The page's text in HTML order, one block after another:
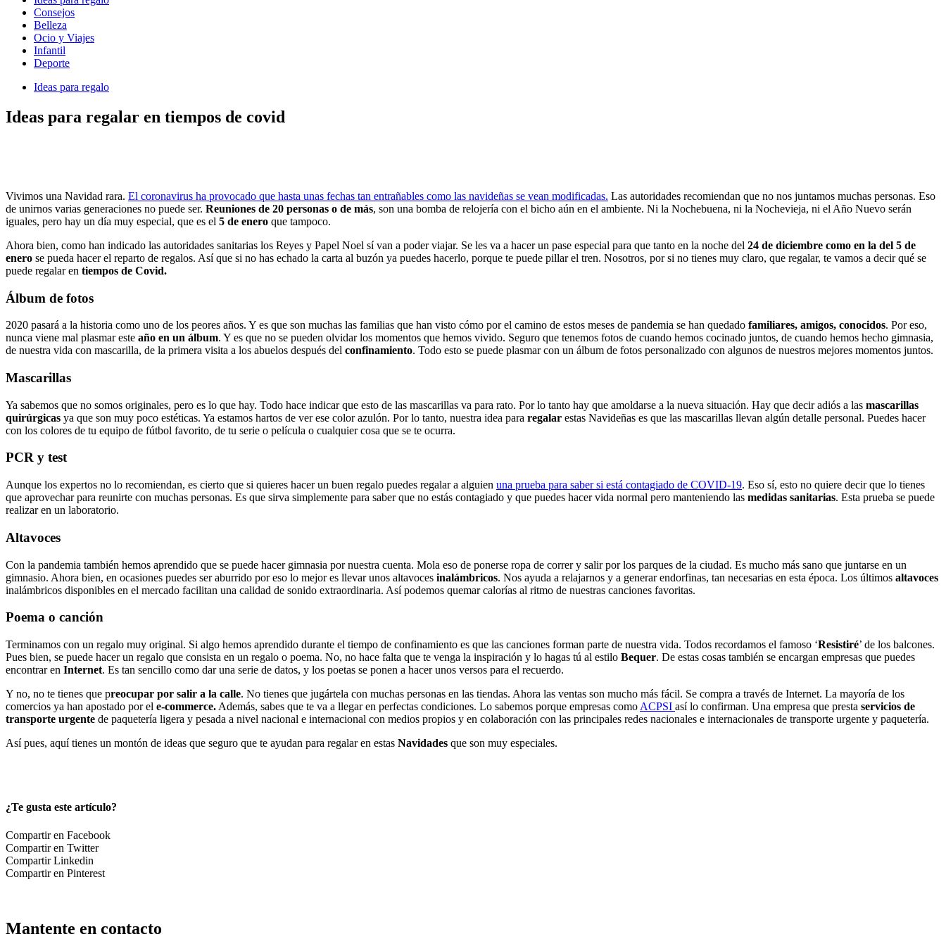
Consejos
Belleza
Ocio y Viajes
Infantil
Deporte
Ideas para regalo
Ideas para regalar en tiempos de covid
Vivimos una Navidad rara. El coronavirus ha provocado que hasta unas fechas tan entrañables como las navideñas se vean modificadas. Las autoridades recomiendan que no nos juntamos muchas personas. Eso
de unirnos varias generaciones no puede ser. Reuniones de 20 personas o de más, son una bomba de relojería con el bicho aún en el ambiente. Ni la Nochebuena, ni la Nochevieja, ni el Año Nuevo serán
iguales, pero hay un día muy especial, que es el 5 de enero que tampoco.
Ahora bien, como han indicado las autoridades sanitarias los Reyes y Papel Noel sí van a poder viajar. Se les va a hacer un pase especial para que tanto en la noche del 24 de diciembre como en la del 5 de
enero se pueda hacer el reparto de regalos. Así que si no has echado la carta al buzón ya puedes hacerlo, porque te puede pillar el tren. Nosotros, por si no tienes muy claro, que regalar, te vamos a decir qué se
puede regalar en tiempos de Covid.
Álbum de fotos
2020 pasará a la historia como uno de los peores años. Y es que son muchas las familias que han visto cómo por el camino de estos meses de pandemia se han quedado familiares, amigos, conocidos. Por eso,
nunca viene mal plasmar este año en un álbum. Y es que no se pueden olvidar los momentos que hemos vivido. Seguro que tenemos fotos de cuando hemos cocinado juntos, de cuando hemos hecho gimnasia,
de nuestra vida con mascarilla, de la primera visita a los abuelos después del confinamiento. Todo esto se puede plasmar con un álbum de fotos personalizado con algunos de nuestros mejores momentos juntos.
Mascarillas
Ya sabemos que no somos originales, pero es lo que hay. Todo hace indicar que esto de las mascarillas va para rato. Por lo tanto hay que amoldarse a la nueva situación. Hay que decir adiós a las mascarillas
quirúrgicas ya que son muy poco estéticas. Ya estamos hartos de ver ese color azulón. Por lo tanto, nuestra idea para regalar estas Navideñas es que las mascarillas llevan algún detalle personal. Puedes hacer
con los colores de tu equipo de fútbol favorito, de tu serie o película o cualquier cosa que se te ocurra.
PCR y test
Aunque los expertos no lo recomiendan, es cierto que si quieres hacer un buen regalo puedes regalar a alguien una prueba para saber si está contagiado de COVID-19. Eso sí, esto no quiere decir que lo tienes
que aprovechar para reunirte con muchas personas. Es que sirva simplemente para saber que no estás contagiado y que puedes hacer vida normal pero manteniendo las medidas sanitarias. Esta prueba se puede
realizar en un laboratorio.
Altavoces
Con la pandemia también hemos aprendido que se puede hacer gimnasia por nuestra cuenta. Mola eso de ponerse ropa de correr y salir por los parques de la ciudad. Es mucho más sano que juntarse en un
gimnasio. Ahora bien, en ocasiones puedes ser aburrido por eso lo mejor es llevar unos altavoces inalámbricos. Nos ayuda a relajarnos y a generar endorfinas, tan necesarias en esta época. Los últimos altavoces
inalámbricos disponibles en el mercado facilitan una calidad de sonido extraordinaria. Así podemos quemar calorías al ritmo de nuestras canciones favoritas.
Poema o canción
Terminamos con un regalo muy original. Si algo hemos aprendido durante el tiempo de confinamiento es que las canciones forman parte de nuestra vida. Todos recordamos el famoso ‘Resistiré’ de los balcones.
Pues bien, se puede hacer un regalo que consista en un regalo o poema. No, no hace falta que te venga la inspiración y lo hagas tú al estilo Bequer. De estas cosas también se encargan empresas que puedes
encontrar en Internet. Es tan sencillo como dar una serie de datos, y los poetas se ponen a hacer unos versos para el recuerdo.
Y no, no te tienes que preocupar por salir a la calle. No tienes que jugártela con muchas personas en las tiendas. Ahora las ventas son mucho más fácil. Se compra a través de Internet. La mayoría de los
comercios ya han apostado por el e-commerce. Además, sabes que te va a llegar en perfectas condiciones. Lo sabemos porque empresas como ACPSI así lo confirman. Una empresa que presta servicios de
transporte urgente de paquetería ligera y pesada a nivel nacional e internacional con medios propios y en colaboración con las principales redes nacionales e internacionales de transporte urgente y paquetería.
Así pues, aquí tienes un montón de ideas que seguro que te ayudan para regalar en estas Navidades que son muy especiales.
¿Te gusta este artículo?
Compartir en Facebook
Compartir en Twitter
Compartir Linkedin
Compartir en Pinterest
Mantente en contacto